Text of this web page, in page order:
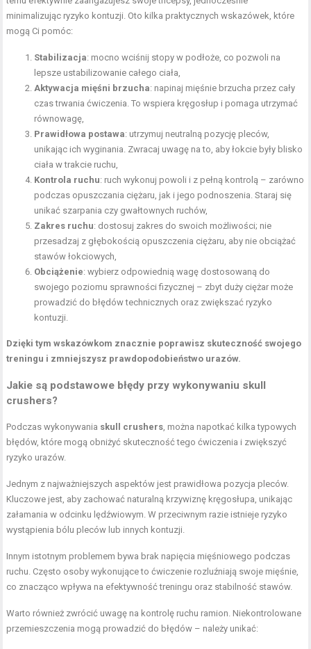
minimalizując ryzyko kontuzji. Oto kilka praktycznych wskazówek, które
mogą Ci pomóc:
Stabilizacja: mocno wciśnij stopy w podłoże, co pozwoli na
lepsze ustabilizowanie całego ciała,
Aktywacja mięśni brzucha: napinaj mięśnie brzucha przez cały
czas trwania ćwiczenia. To wspiera kręgosłup i pomaga utrzymać
równowagę,
Prawidłowa postawa: utrzymuj neutralną pozycję pleców,
unikając ich wyginania. Zwracaj uwagę na to, aby łokcie były blisko
ciała w trakcie ruchu,
Kontrola ruchu: ruch wykonuj powoli i z pełną kontrolą – zarówno
podczas opuszczania ciężaru, jak i jego podnoszenia. Staraj się
unikać szarpania czy gwałtownych ruchów,
Zakres ruchu: dostosuj zakres do swoich możliwości; nie
przesadzaj z głębokością opuszczenia ciężaru, aby nie obciążać
stawów łokciowych,
Obciążenie: wybierz odpowiednią wagę dostosowaną do
swojego poziomu sprawności fizycznej – zbyt duży ciężar może
prowadzić do błędów technicznych oraz zwiększać ryzyko
kontuzji.
Dzięki tym wskazówkom znacznie poprawisz skuteczność swojego
treningu i zmniejszysz prawdopodobieństwo urazów.
Jakie są podstawowe błędy przy wykonywaniu skull
crushers?
Podczas wykonywania skull crushers, można napotkać kilka typowych
błędów, które mogą obniżyć skuteczność tego ćwiczenia i zwiększyć
ryzyko urazów.
Jednym z najważniejszych aspektów jest prawidłowa pozycja pleców.
Kluczowe jest, aby zachować naturalną krzywiznę kręgosłupa, unikając
załamania w odcinku lędźwiowym. W przeciwnym razie istnieje ryzyko
wystąpienia bólu pleców lub innych kontuzji.
Innym istotnym problemem bywa brak napięcia mięśniowego podczas
ruchu. Często osoby wykonujące to ćwiczenie rozluźniają swoje mięśnie,
co znacząco wpływa na efektywność treningu oraz stabilność stawów.
Warto również zwrócić uwagę na kontrolę ruchu ramion. Niekontrolowane
przemieszczenia mogą prowadzić do błędów – należy unikać: